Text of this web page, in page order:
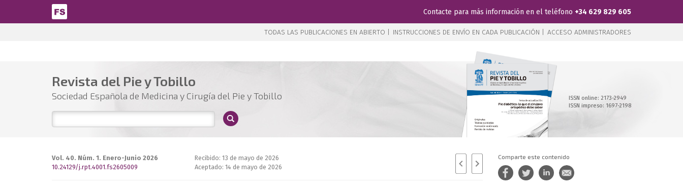
Pasar al contenido principal
Contacte para más información en el teléfono +34 629 829 605
TODAS LAS PUBLICACIONES EN ABIERTO | INSTRUCCIONES DE ENVÍO EN CADA PUBLICACIÓN | ACCESO ADMINISTRADORES
Revista del Pie y Tobillo
Sociedad Española de Medicina y Cirugía del Pie y Tobillo
ISSN online: 2173-2949
ISSN impreso: 1697-2198
Vol. 40. Núm. 1. Enero-Junio 2026
10.24129/j.rpt.4001.fs2605009
Recibido: 13 de mayo de 2026
Aceptado: 14 de mayo de 2026
Comparte este contenido